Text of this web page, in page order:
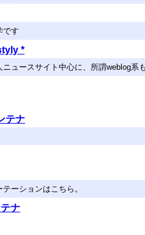
です
*
ニュースサイト中心に、所謂weblog系
テナ
ーションはこちら。
ナ